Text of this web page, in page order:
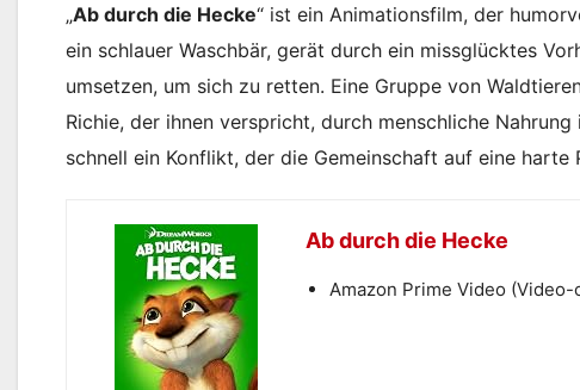
„Ab durch die Hecke“ ist ein Animationsfilm, der
ein schlauer Waschbär, gerät durch ein missglücktes
umsetzen, um sich zu retten. Eine Gruppe von
Richie, der ihnen verspricht, durch menschliche
schnell ein Konflikt, der die Gemeinschaft auf eine harte
Ab durch die Hecke
Amazon Prime Video (Video-